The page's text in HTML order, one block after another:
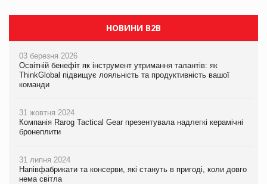
НОВИНИ B2B
03 березня 2026
Освітній бенефіт як інструмент утримання талантів: як
ThinkGlobal підвищує лояльність та продуктивність вашої
команди
31 жовтня 2024
Компанія Rarog Tactical Gear презентувала надлегкі керамічні
бронеплити
31 липня 2024
Напівфабрикати та консерви, які стануть в пригоді, коли довго
нема світла